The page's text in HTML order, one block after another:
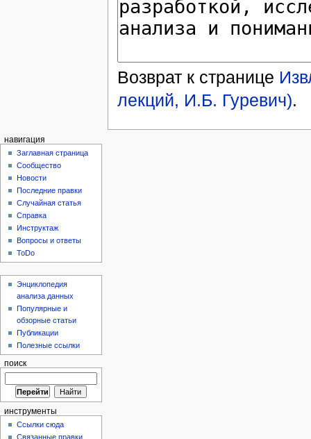
Возврат к странице
лекций, И.Б. Гуревич).
навигация
Заглавная страница
Сообщество
Новости
Последние правки
Случайная статья
Справка
Инструктаж
Вопросы и ответы
ToDo
Энциклопедия
анализа данных
Популярные и
обзорные статьи
Публикации
Полезные ссылки
поиск
инструменты
Ссылки сюда
Связанные правки